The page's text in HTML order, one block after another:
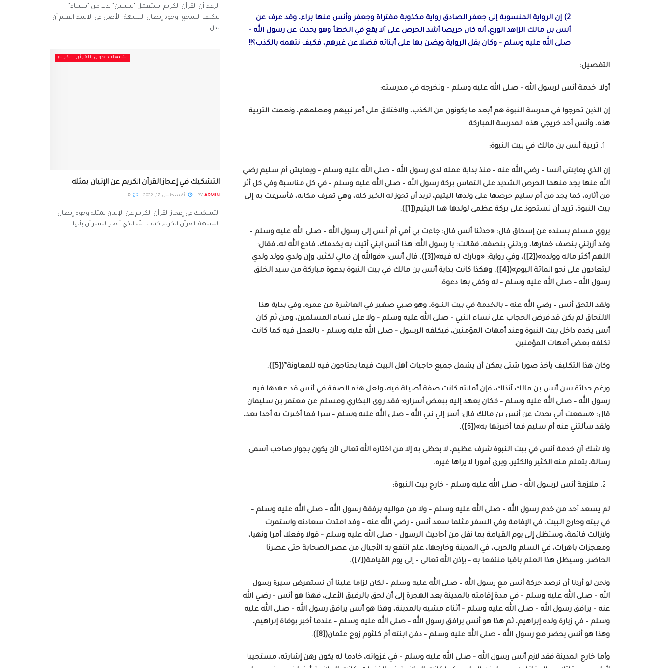
2) إن الرواية المنسوبة إلى جعفر الصادق رواية مكذوبة مفتراة وجعفر وأنس منها براء، وقد عرف عن
أنس بن مالك الزاهد الورع، أنه كان حريصا أشد الحرص على ألا يقع في الخطأ وهو يحدث عن رسول الله –
صلى الله عليه وسلم – وكان يقل الرواية ويضن بها على أبنائه فضلا عن غيرهم، فكيف نتهمه بالكذب؟!!
التفصيل:
أولا. خدمة أنس لرسول الله – صلى الله عليه وسلم – وتخرجه في مدرسته:
إن الذين تخرجوا في مدرسة النبوة هم أبعد ما يكونون عن الكذب، والاختلاق على أمر نبيهم ومعلمهم، ونعمت التربية
هذه، وأنس أحد خريجي هذه المدرسة المباركة.
تربية أنس بن مالك في بيت النبوة:
إن الذي يعايش أنسا – رضي الله عنه – منذ بداية عمله لدى رسول الله – صلى الله عليه وسلم – ويعايش أم سليم رضي
الله عنها يجد منهما الحرص الشديد على التماس بركة رسول الله – صلى الله عليه وسلم – في كل مناسبة وفي كل أثر
من آثاره، كما يجد من أم سليم حرصها على ولدها اليتيم، تريد أن تحوز له الخير كله، وهي تعرف مكانه، فأسرعت به إلى
بيت النبوة، تريد أن تستحوذ على بركة عظمى لولدها هذا اليتيم([1]).
يروي مسلم بسنده عن إسحاق قال: «حدثنا أنس قال: جاءت بي أمي أم أنس إلى رسول الله – صلى الله عليه وسلم –
وقد أزرتني بنصف خمارها، وردتني بنصفه، فقالت: يا رسول الله: هذا أنس ابني أتيت به يخدمك، فادع الله له، فقال:
اللهم أكثر ماله وولده»([2])، وفي رواية: «وبارك له فيه»([3]). قال أنس: «فوالله إن مالي لكثير، وإن ولدي وولد ولدي
ليتعادون على نحو المائة اليوم»([4]). وهكذا كانت بداية أنس بن مالك في بيت النبوة بدعوة مباركة من سيد الخلق
رسول الله – صلى الله عليه وسلم – له وكفى بها دعوة.
ولقد التحق أنس – رضي الله عنه – بالخدمة في بيت النبوة، وهو صبي صغير في العاشرة من عمره، وفي بداية هذا
الالتحاق لم يكن قد فرض الحجاب على نساء النبي – صلى الله عليه وسلم – ولا على نساء المسلمين، ومن ثم كان
أنس يخدم داخل بيت النبوة وعند أمهات المؤمنين، فيكلفه الرسول – صلى الله عليه وسلم – بالعمل فيه كما كانت
تكلفه بعض أمهات المؤمنين.
وكان هذا التكليف يأخذ صورا شتى يمكن أن يشمل جميع حاجيات أهل البيت فيما يحتاجون فيه للمعاونة”([5]).
ورغم حداثة سن أنس بن مالك آنذاك، فإن أمانته كانت صفة أصيلة فيه، ولعل هذه الصفة في أنس قد عهدها فيه
رسول الله – صلى الله عليه وسلم – فكان يعهد إليه ببعض أسراره؛ فقد روى البخاري ومسلم عن معتمر بن سليمان
قال: «سمعت أبي يحدث عن أنس بن مالك قال: أسر إلي نبي الله – صلى الله عليه وسلم – سرا فما أخبرت به أحدا بعد،
ولقد سألتني عنه أم سليم فما أخبرتها به»([6]).
ولا شك أن خدمة أنس في بيت النبوة شرف عظيم، لا يحظى به إلا من اختاره الله تعالى لأن يكون بجوار صاحب أسمى
رسالة، يتعلم منه الكثير والكثير، ويرى أمورا لا يراها غيره.
ملازمة أنس لرسول الله – صلى الله عليه وسلم – خارج بيت النبوة:
لم يسعد أحد من خدم رسول الله – صلى الله عليه وسلم – ولا من مواليه برفقة رسول الله – صلى الله عليه وسلم –
في بيته وخارج البيت، في الإقامة وفي السفر مثلما سعد أنس – رضي الله عنه – وقد امتدت سعادته واستمرت
ولازالت قائمة، وستظل إلى يوم القيامة بما نقل من أحاديث الرسول – صلى الله عليه وسلم – قولا وفعلا، أمرا ونهيا،
ومعجزات باهرات، في السلم والحرب، في المدينة وخارجها، علم انتفع به الأجيال من عصر الصحابة حتى عصرنا
الحاضر، وسيظل هذا العلم باقيا منتفعا به – بإذن الله تعالى – إلى يوم القيامة([7]).
ونحن لو أردنا أن نرصد حركة أنس مع رسول الله – صلى الله عليه وسلم – لكان لزاما علينا أن نستعرض سيرة رسول
الله – صلى الله عليه وسلم – في مدة إقامته بالمدينة بعد الهجرة إلى أن لحق بالرفيق الأعلى، فهذا هو أنس – رضي الله
عنه – يرافق رسول الله – صلى الله عليه وسلم – أثناء مشيه بالمدينة، وهذا هو أنس يرافق رسول الله – صلى الله عليه
وسلم – في زيارة ولده إبراهيم، ثم هذا هو أنس يرافق رسول الله – صلى الله عليه وسلم – عندما أخبر بوفاة إبراهيم،
وهذا هو أنس يحضر مع رسول الله – صلى الله عليه وسلم – دفن ابنته أم كلثوم زوج عثمان([8]).
وأما خارج المدينة فقد لازم أنس رسول الله – صلى الله عليه وسلم – في غزواته، خادما له يكون رهن إشارته، مستجيبا
الزعم أن القرآن الكريم استعمل "سينين" بدلا من "سيناء"
لتكلف السجع وجوه إبطال الشبهة: الأصل في الاسم العلم أن
يدل...
شبهات حول القرآن الكريم
التشكيك في إعجاز القرآن الكريم عن الإتيان بمثله
BY ADMIN أغسطس 17, 2022 0
التشكيك في إعجاز القرآن الكريم عن الإتيان بمثله وجوه إبطال
الشبهة: القرآن الكريم كتاب الله الذي أعجز البشر أن يأتوا...